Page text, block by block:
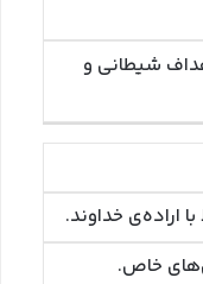
شیطانی و
اراده‌ی خداوند.
خاص.